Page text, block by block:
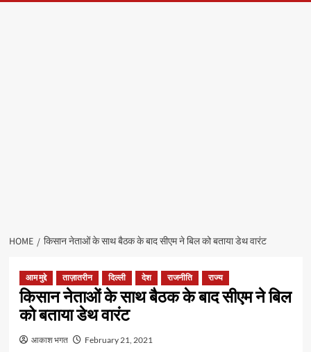
HOME किसान नेताओं के साथ बैठक के बाद सीएम ने बिल को बताया डेथ वारंट
आम मुद्दे ताज़ातरीन दिल्ली देश राजनीति राज्य
किसान नेताओं के साथ बैठक के बाद सीएम ने बिल
को बताया डेथ वारंट
आकाश भगत February 21, 2021